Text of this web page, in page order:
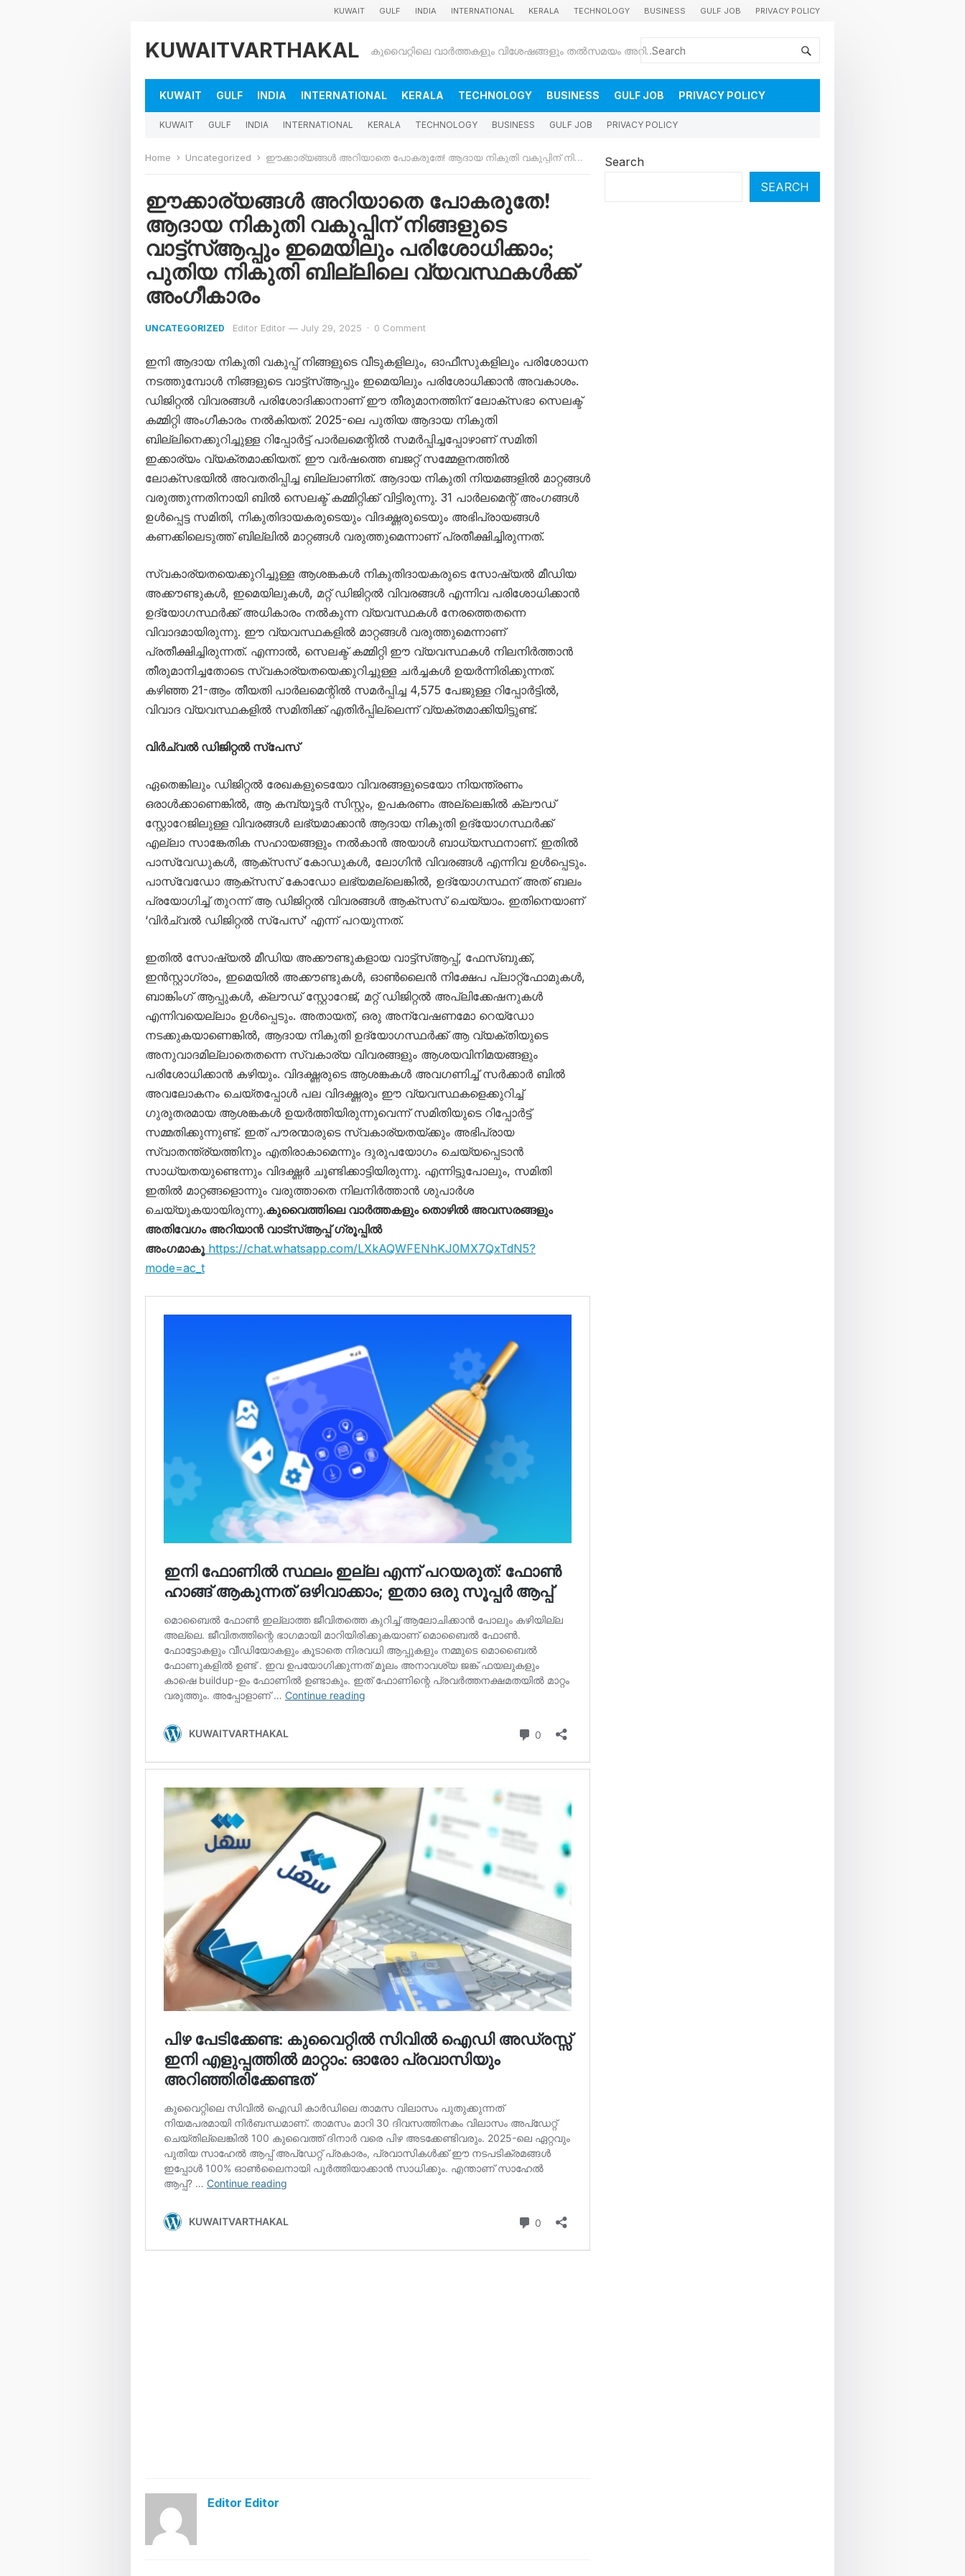
KUWAIT GULF INDIA INTERNATIONAL KERALA TECHNOLOGY BUSINESS GULF JOB PRIVACY POLICY
KUWAITVARTHAKAL കുവൈറ്റിലെ വാർത്തകളും വിശേഷങ്ങളും തൽസമയം അറിയാൻ
KUWAIT GULF INDIA INTERNATIONAL KERALA TECHNOLOGY BUSINESS GULF JOB PRIVACY POLICY
KUWAIT GULF INDIA INTERNATIONAL KERALA TECHNOLOGY BUSINESS GULF JOB PRIVACY POLICY
Home Uncategorized ഈക്കാര്യങ്ങൾ അറിയാതെ പോകരുതേ! ആദായ നികുതി വകുപ്പിന് നിങ്ങളുടെ വാട്ട്സ്ആപ്പും ഇമെയിലും പരിശോധിക്കാം; പുതിയ നികുതി ബില്ലിലെ വ്യവസ്ഥകള്‍ക്ക് അംഗീകാരം
ഈക്കാര്യങ്ങൾ അറിയാതെ പോകരുതേ!
ആദായ നികുതി വകുപ്പിന് നിങ്ങളുടെ
വാട്ട്സ്ആപ്പും ഇമെയിലും പരിശോധിക്കാം;
പുതിയ നികുതി ബില്ലിലെ വ്യവസ്ഥകള്‍ക്ക്
അംഗീകാരം
UNCATEGORIZED Editor Editor — July 29, 2025 · 0 Comment
ഇനി ആദായ നികുതി വകുപ്പ് നിങ്ങളുടെ വീടുകളിലും, ഓഫീസുകളിലും പരിശോധന
നടത്തുമ്പോൾ നിങ്ങളുടെ വാട്ട്സ്ആപ്പും ഇമെയിലും പരിശോധിക്കാൻ അവകാശം.
ഡിജിറ്റൽ വിവരങ്ങൾ പരിശോദിക്കാനാണ് ഈ തീരുമാനത്തിന് ലോക്‌സഭാ സെലക്ട്
കമ്മിറ്റി അംഗീകാരം നൽകിയത്. 2025-ലെ പുതിയ ആദായ നികുതി
ബില്ലിനെക്കുറിച്ചുള്ള റിപ്പോര്‍ട്ട് പാര്‍ലമെന്റില്‍ സമര്‍പ്പിച്ചപ്പോഴാണ് സമിതി
ഇക്കാര്യം വ്യക്തമാക്കിയത്. ഈ വര്‍ഷത്തെ ബജറ്റ് സമ്മേളനത്തില്‍
ലോക്‌സഭയില്‍ അവതരിപ്പിച്ച ബില്ലാണിത്. ആദായ നികുതി നിയമങ്ങളില്‍ മാറ്റങ്ങള്‍
വരുത്തുന്നതിനായി ബില്‍ സെലക്ട് കമ്മിറ്റിക്ക് വിട്ടിരുന്നു. 31 പാര്‍ലമെന്റ് അംഗങ്ങള്‍
ഉള്‍പ്പെട്ട സമിതി, നികുതിദായകരുടെയും വിദഗ്ദ്ധരുടെയും അഭിപ്രായങ്ങള്‍
കണക്കിലെടുത്ത് ബില്ലില്‍ മാറ്റങ്ങള്‍ വരുത്തുമെന്നാണ് പ്രതീക്ഷിച്ചിരുന്നത്.
സ്വകാര്യതയെക്കുറിച്ചുള്ള ആശങ്കകള്‍ നികുതിദായകരുടെ സോഷ്യല്‍ മീഡിയ
അക്കൗണ്ടുകള്‍, ഇമെയിലുകള്‍, മറ്റ് ഡിജിറ്റല്‍ വിവരങ്ങള്‍ എന്നിവ പരിശോധിക്കാന്‍
ഉദ്യോഗസ്ഥര്‍ക്ക് അധികാരം നല്‍കുന്ന വ്യവസ്ഥകള്‍ നേരത്തെതന്നെ
വിവാദമായിരുന്നു. ഈ വ്യവസ്ഥകളില്‍ മാറ്റങ്ങള്‍ വരുത്തുമെന്നാണ്
പ്രതീക്ഷിച്ചിരുന്നത്. എന്നാല്‍, സെലക്ട് കമ്മിറ്റി ഈ വ്യവസ്ഥകള്‍ നിലനിര്‍ത്താന്‍
തീരുമാനിച്ചതോടെ സ്വകാര്യതയെക്കുറിച്ചുള്ള ചര്‍ച്ചകള്‍ ഉയര്‍ന്നിരിക്കുന്നത്.
കഴിഞ്ഞ 21-ആം തീയതി പാര്‍ലമെന്റില്‍ സമര്‍പ്പിച്ച 4,575 പേജുള്ള റിപ്പോര്‍ട്ടില്‍,
വിവാദ വ്യവസ്ഥകളില്‍ സമിതിക്ക് എതിര്‍പ്പില്ലെന്ന് വ്യക്തമാക്കിയിട്ടുണ്ട്.
വിര്‍ച്വല്‍ ഡിജിറ്റല്‍ സ്‌പേസ്
ഏതെങ്കിലും ഡിജിറ്റല്‍ രേഖകളുടെയോ വിവരങ്ങളുടെയോ നിയന്ത്രണം
ഒരാള്‍ക്കാണെങ്കില്‍, ആ കമ്പ്യൂട്ടര്‍ സിസ്റ്റം, ഉപകരണം അല്ലെങ്കില്‍ ക്ലൗഡ്
സ്റ്റോറേജിലുള്ള വിവരങ്ങള്‍ ലഭ്യമാക്കാന്‍ ആദായ നികുതി ഉദ്യോഗസ്ഥര്‍ക്ക്
എല്ലാ സാങ്കേതിക സഹായങ്ങളും നല്‍കാന്‍ അയാള്‍ ബാധ്യസ്ഥനാണ്. ഇതില്‍
പാസ്വേഡുകള്‍, ആക്‌സസ് കോഡുകള്‍, ലോഗിന്‍ വിവരങ്ങള്‍ എന്നിവ ഉള്‍പ്പെടും.
പാസ്വേഡോ ആക്‌സസ് കോഡോ ലഭ്യമല്ലെങ്കില്‍, ഉദ്യോഗസ്ഥന് അത് ബലം
പ്രയോഗിച്ച് തുറന്ന് ആ ഡിജിറ്റല്‍ വിവരങ്ങള്‍ ആക്‌സസ് ചെയ്യാം. ഇതിനെയാണ്
‘വിര്‍ച്വല്‍ ഡിജിറ്റല്‍ സ്‌പേസ്’ എന്ന് പറയുന്നത്.
ഇതില്‍ സോഷ്യല്‍ മീഡിയ അക്കൗണ്ടുകളായ വാട്ട്സ്ആപ്പ്, ഫേസ്ബുക്ക്,
ഇന്‍സ്റ്റാഗ്രാം, ഇമെയില്‍ അക്കൗണ്ടുകള്‍, ഓണ്‍ലൈന്‍ നിക്ഷേപ പ്ലാറ്റ്ഫോമുകള്‍,
ബാങ്കിംഗ് ആപ്പുകള്‍, ക്ലൗഡ് സ്റ്റോറേജ്, മറ്റ് ഡിജിറ്റല്‍ അപ്ലിക്കേഷനുകള്‍
എന്നിവയെല്ലാം ഉള്‍പ്പെടും. അതായത്, ഒരു അന്വേഷണമോ റെയ്‌ഡോ
നടക്കുകയാണെങ്കില്‍, ആദായ നികുതി ഉദ്യോഗസ്ഥര്‍ക്ക് ആ വ്യക്തിയുടെ
അനുവാദമില്ലാതെതന്നെ സ്വകാര്യ വിവരങ്ങളും ആശയവിനിമയങ്ങളും
പരിശോധിക്കാന്‍ കഴിയും. വിദഗ്ദ്ധരുടെ ആശങ്കകള്‍ അവഗണിച്ച് സര്‍ക്കാര്‍ ബില്‍
അവലോകനം ചെയ്തപ്പോള്‍ പല വിദഗ്ദ്ധരും ഈ വ്യവസ്ഥകളെക്കുറിച്ച്
ഗുരുതരമായ ആശങ്കകള്‍ ഉയര്‍ത്തിയിരുന്നുവെന്ന് സമിതിയുടെ റിപ്പോര്‍ട്ട്
സമ്മതിക്കുന്നുണ്ട്. ഇത് പൗരന്മാരുടെ സ്വകാര്യതയ്ക്കും അഭിപ്രായ
സ്വാതന്ത്ര്യത്തിനും എതിരാകാമെന്നും ദുരുപയോഗം ചെയ്യപ്പെടാന്‍
സാധ്യതയുണ്ടെന്നും വിദഗ്ദ്ധര്‍ ചൂണ്ടിക്കാട്ടിയിരുന്നു. എന്നിട്ടുപോലും, സമിതി
ഇതില്‍ മാറ്റങ്ങളൊന്നും വരുത്താതെ നിലനിര്‍ത്താന്‍ ശുപാര്‍ശ
ചെയ്യുകയായിരുന്നു.കുവൈത്തിലെ വാർത്തകളും തൊഴിൽ അവസരങ്ങളും
അതിവേഗം അറിയാൻ വാട്സ്ആപ്പ് ഗ്രൂപ്പിൽ
അംഗമാകൂ https://chat.whatsapp.com/LXkAQWFENhKJ0MX7QxTdN5?
mode=ac_t
Editor Editor
Search
SEARCH